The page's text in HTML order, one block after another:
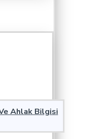
Ahlak Bilgisi